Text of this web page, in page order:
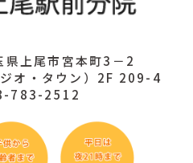
上尾市宮本町3－2
オ・タウン）2F 209-4
783-2512